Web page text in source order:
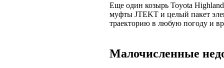
Еще один козырь Toyota
муфты JTEKT и целый пакет
траекторию в любую погоду и
Малочисленные